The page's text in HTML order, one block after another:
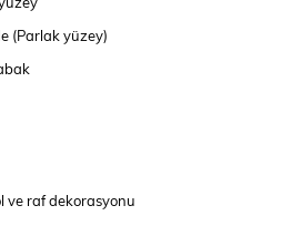
(Parlak yüzey)
ve raf dekorasyonu